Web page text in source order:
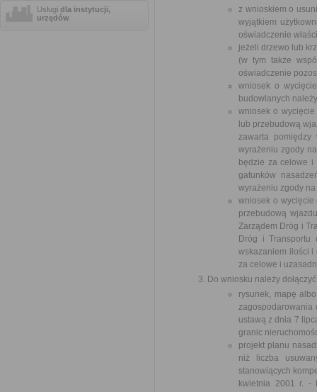
Usługi dla instytucji,
urzędów
z wnioskiem o
wyjątkiem
oświadczenie
jeżeli drzewo lub
(w tym także
oświadczenie
wniosek o
budowlanych
wniosek o
lub przebudową
zawarta pomiędzy
wyrażeniu zgody
będzie za celowe i
gatunków
wyrażeniu zgody
wniosek o
przebudową
Zarządem Dróg i
Dróg i Transportu
wskazaniem ilości i
za celowe i
Do wniosku należy
rysunek, mapę
zagospodarowania
ustawą z dnia 7
granic
projekt planu
niż liczba
stanowiących
kwietnia 2001 r. -